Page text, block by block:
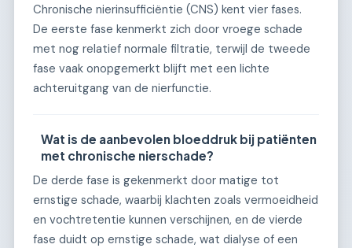
Chronische nierinsufficiëntie (CNS) kent vier fases.
De eerste fase kenmerkt zich door vroege schade
met nog relatief normale filtratie, terwijl de tweede
fase vaak onopgemerkt blijft met een lichte
achteruitgang van de nierfunctie.
Wat is de aanbevolen bloeddruk bij patiënten
met chronische nierschade?
De derde fase is gekenmerkt door matige tot
ernstige schade, waarbij klachten zoals vermoeidheid
en vochtretentie kunnen verschijnen, en de vierde
fase duidt op ernstige schade, wat dialyse of een